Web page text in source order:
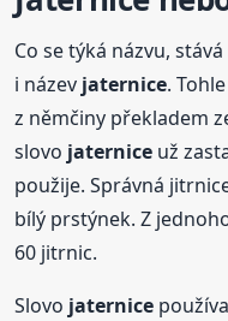
Co se týká názvu,
i název jaternice.
z němčiny překladem
slovo jaternice už
použije. Správná
bílý prstýnek. Z
60 jitrnic.
Slovo jaternice